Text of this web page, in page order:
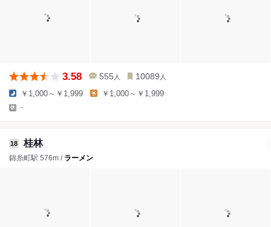
3.58 555 人 10089 人
￥1,000～￥1,999 ￥1,000～￥1,999
-
18 桂林
錦糸町駅 576m / ラーメン